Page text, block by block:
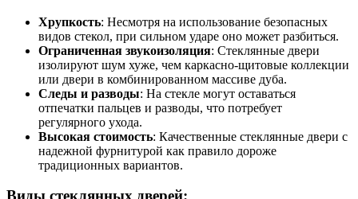
Хрупкость: Несмотря на использование безопасных
видов стекол, при сильном ударе оно может разбиться.
Ограниченная звукоизоляция: Стеклянные двери
изолируют шум хуже, чем каркасно-щитовые коллекции
или двери в комбинированном массиве дуба.
Следы и разводы: На стекле могут оставаться
отпечатки пальцев и разводы, что потребует
регулярного ухода.
Высокая стоимость: Качественные стеклянные двери с
надежной фурнитурой как правило дороже
традиционных вариантов.
Виды стеклянных дверей: